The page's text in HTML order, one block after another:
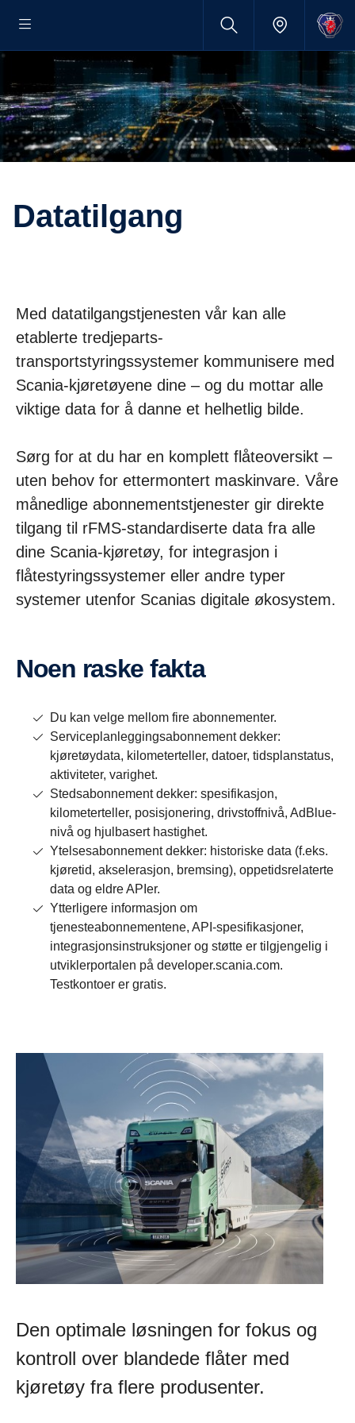
Datatilgang
Med datatilgangstjenesten vår kan alle
etablerte tredjeparts-
transportstyringssystemer kommunisere med
Scania-kjøretøyene dine – og du mottar alle
viktige data for å danne et helhetlig bilde.
Sørg for at du har en komplett flåteoversikt –
uten behov for ettermontert maskinvare. Våre
månedlige abonnementstjenester gir direkte
tilgang til rFMS-standardiserte data fra alle
dine Scania-kjøretøy, for integrasjon i
flåtestyringssystemer eller andre typer
systemer utenfor Scanias digitale økosystem.
Noen raske fakta
Du kan velge mellom fire abonnementer.
Serviceplanleggingsabonnement dekker:
kjøretøydata, kilometerteller, datoer, tidsplanstatus,
aktiviteter, varighet.
Stedsabonnement dekker: spesifikasjon,
kilometerteller, posisjonering, drivstoffnivå, AdBlue-
nivå og hjulbasert hastighet.
Ytelsesabonnement dekker: historiske data (f.eks.
kjøretid, akselerasjon, bremsing), oppetidsrelaterte
data og eldre APIer.
Ytterligere informasjon om
tjenesteabonnementene, API-spesifikasjoner,
integrasjonsinstruksjoner og støtte er tilgjengelig i
utviklerportalen på developer.scania.com.
Testkontoer er gratis.
Den optimale løsningen for fokus og
kontroll over blandede flåter med
kjøretøy fra flere produsenter.